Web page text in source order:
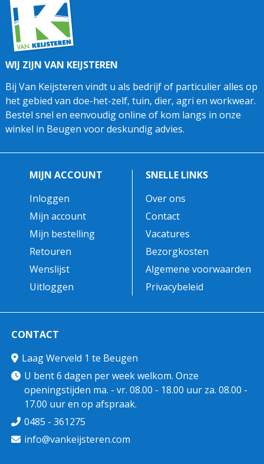
WIJ ZIJN VAN KEIJSTEREN
Bij Van Keijsteren vindt u als bedrijf of particulier alles op
het gebied van doe-het-zelf, tuin, dier, agri en workwear.
Bestel snel en eenvoudig online of kom langs in onze
winkel in Beugen voor deskundig advies.
MIJN ACCOUNT
Inloggen
Mijn account
Mijn bestelling
Retouren
Wenslijst
Uitloggen
SNELLE LINKS
Over ons
Contact
Vacatures
Bezorgkosten
Algemene voorwaarden
Privacybeleid
CONTACT
Laag Werveld 1 te Beugen
U bent 6 dagen per week welkom. Onze
openingstijden ma. - vr. 08.00 - 18.00 uur za. 08.00 -
17.00 uur en op afspraak.
0485 - 361275
info@vankeijsteren.com